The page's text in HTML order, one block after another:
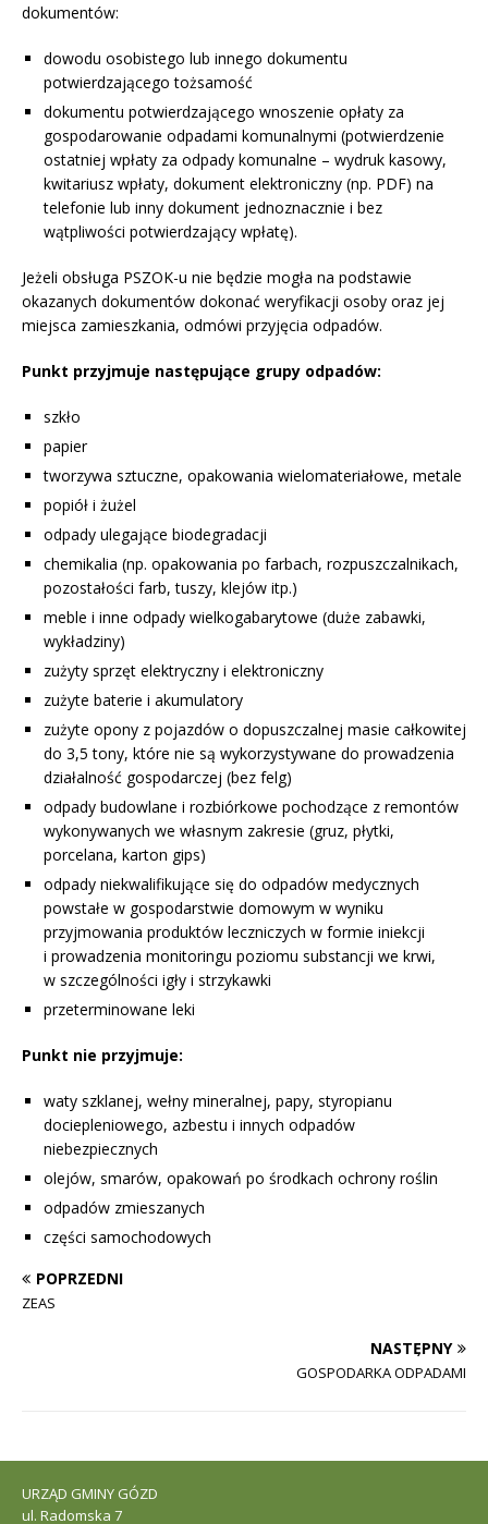
dokumentów:
dowodu osobistego lub innego dokumentu
potwierdzającego tożsamość
dokumentu potwierdzającego wnoszenie opłaty za
gospodarowanie odpadami komunalnymi (potwierdzenie
ostatniej wpłaty za odpady komunalne – wydruk kasowy,
kwitariusz wpłaty, dokument elektroniczny (np. PDF) na
telefonie lub inny dokument jednoznacznie i bez
wątpliwości potwierdzający wpłatę).
Jeżeli obsługa PSZOK-u nie będzie mogła na podstawie
okazanych dokumentów dokonać weryfikacji osoby oraz jej
miejsca zamieszkania, odmówi przyjęcia odpadów.
Punkt przyjmuje następujące grupy odpadów:
szkło
papier
tworzywa sztuczne, opakowania wielomateriałowe, metale
popiół i żużel
odpady ulegające biodegradacji
chemikalia (np. opakowania po farbach, rozpuszczalnikach,
pozostałości farb, tuszy, klejów itp.)
meble i inne odpady wielkogabarytowe (duże zabawki,
wykładziny)
zużyty sprzęt elektryczny i elektroniczny
zużyte baterie i akumulatory
zużyte opony z pojazdów o dopuszczalnej masie całkowitej
do 3,5 tony, które nie są wykorzystywane do prowadzenia
działalność gospodarczej (bez felg)
odpady budowlane i rozbiórkowe pochodzące z remontów
wykonywanych we własnym zakresie (gruz, płytki,
porcelana, karton gips)
odpady niekwalifikujące się do odpadów medycznych
powstałe w gospodarstwie domowym w wyniku
przyjmowania produktów leczniczych w formie iniekcji
i prowadzenia monitoringu poziomu substancji we krwi,
w szczególności igły i strzykawki
przeterminowane leki
Punkt nie przyjmuje:
waty szklanej, wełny mineralnej, papy, styropianu
dociepleniowego, azbestu i innych odpadów
niebezpiecznych
olejów, smarów, opakowań po środkach ochrony roślin
odpadów zmieszanych
części samochodowych
POPRZEDNI
ZEAS
NASTĘPNY
GOSPODARKA ODPADAMI
URZĄD GMINY GÓZD
ul. Radomska 7